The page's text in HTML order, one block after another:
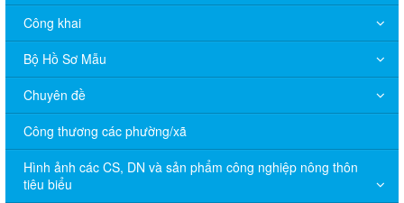
Công khai
Bộ Hồ Sơ Mẫu
Chuyên đề
Công thương các phường/xã
Hình ảnh các CS, DN và sản phẩm công nghiệp nông thôn
tiêu biểu